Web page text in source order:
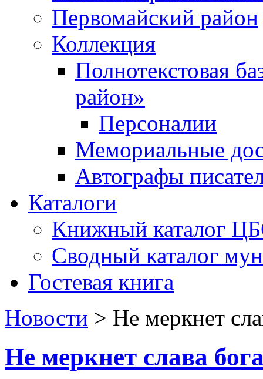
Первомайский район
Коллекция
Полнотекстовая
район»
Персоналии
Мемориальные
Автографы
Каталоги
Книжный каталог
Сводный каталог
Гостевая книга
Новости > Не меркнет
Не меркнет слава